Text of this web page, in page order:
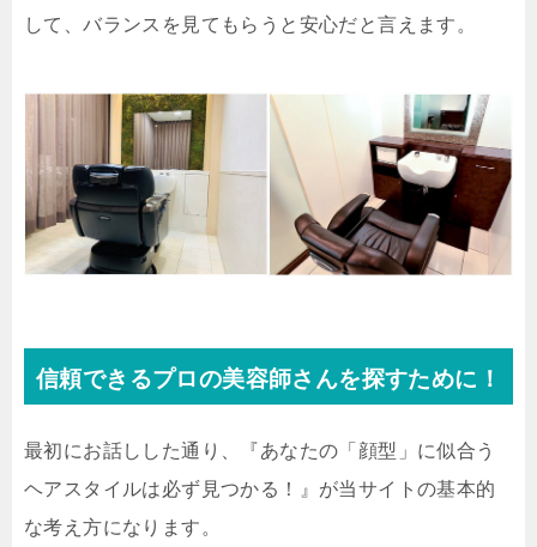
して、バランスを見てもらうと安心だと言えます。
信頼できるプロの美容師さんを探すために！
最初にお話しした通り、『あなたの「顔型」に似合う
ヘアスタイルは必ず見つかる！』が当サイトの基本的
な考え方になります。